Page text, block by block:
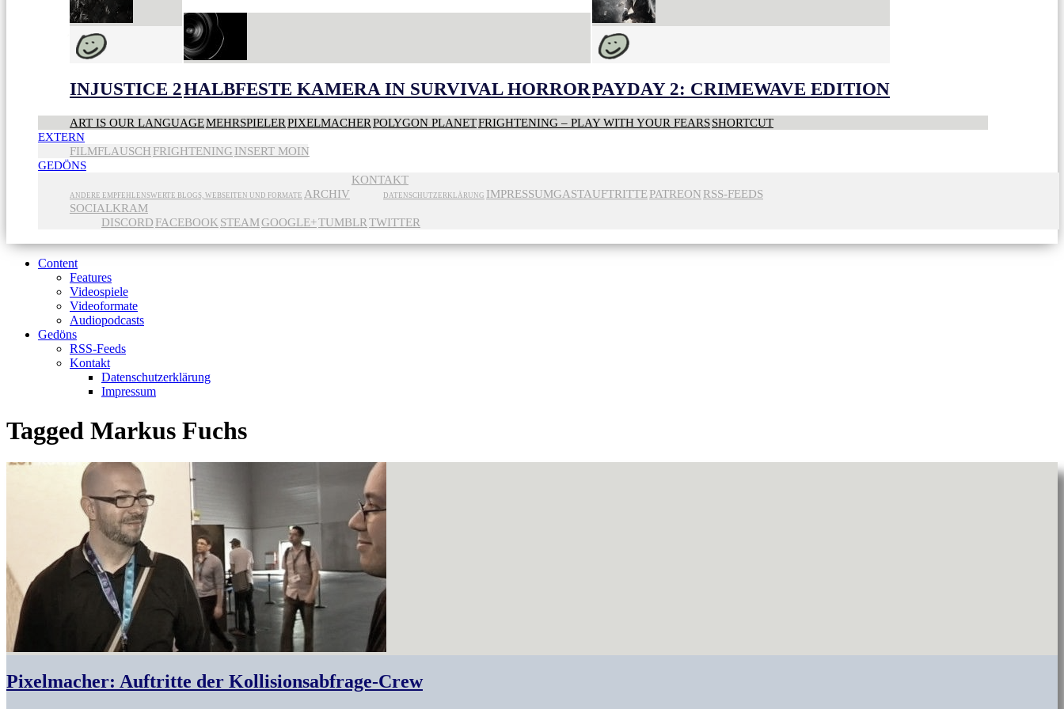
INJUSTICE 2HALBFESTE KAMERA IN SURVIVAL HORRORPAYDAY 2: CRIMEWAVE EDITION
ART IS OUR LANGUAGEMEHRSPIELERPIXELMACHERPOLYGON PLANETFRIGHTENING – PLAY WITH YOUR FEARSSHORTCUT
EXTERN
FILMFLAUSCH FRIGHTENING INSERT MOIN
GEDÖNS
ANDERE EMPFEHLENSWERTE BLOGS, WEBSEITEN UND FORMATE ARCHIV
KONTAKT
DATENSCHUTZERKLÄRUNG IMPRESSUMGASTAUFTRITTEPATREON RSS-FEEDS
SOCIALKRAM
DISCORD FACEBOOK STEAMGOOGLE+TUMBLRTWITTER
Content
Features
Videospiele
Videoformate
Audiopodcasts
Gedöns
RSS-Feeds
Kontakt
Datenschutzerklärung
Impressum
Tagged Markus Fuchs
Pixelmacher: Auftritte der Kollisionsabfrage-Crew